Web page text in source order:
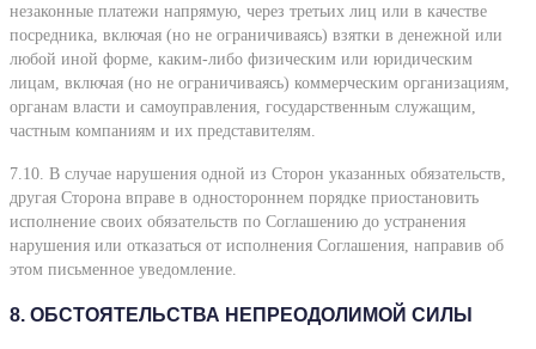
незаконные платежи напрямую, через третьих лиц или в качестве
посредника, включая (но не ограничиваясь) взятки в денежной или
любой иной форме, каким-либо физическим или юридическим
лицам, включая (но не ограничиваясь) коммерческим организациям,
органам власти и самоуправления, государственным служащим,
частным компаниям и их представителям.
7.10. В случае нарушения одной из Сторон указанных обязательств,
другая Сторона вправе в одностороннем порядке приостановить
исполнение своих обязательств по Соглашению до устранения
нарушения или отказаться от исполнения Соглашения, направив об
этом письменное уведомление.
8. ОБСТОЯТЕЛЬСТВА НЕПРЕОДОЛИМОЙ СИЛЫ